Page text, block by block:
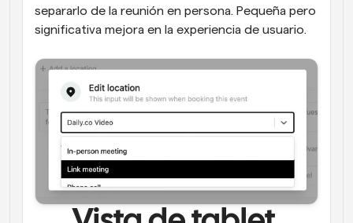
separarlo de la reunión en persona. Pequeña pero
significativa mejora en la experiencia de usuario.